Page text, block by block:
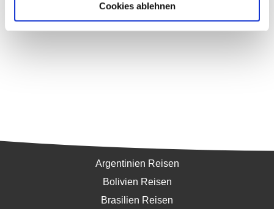
Cookies ablehnen
Argentinien Reisen
Bolivien Reisen
Brasilien Reisen